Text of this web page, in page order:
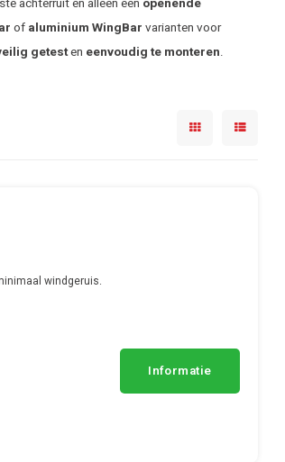
achterruit en alleen een openende
of aluminium WingBar varianten voor
getesten eenvoudig te monteren.
windgeruis.
Informatie